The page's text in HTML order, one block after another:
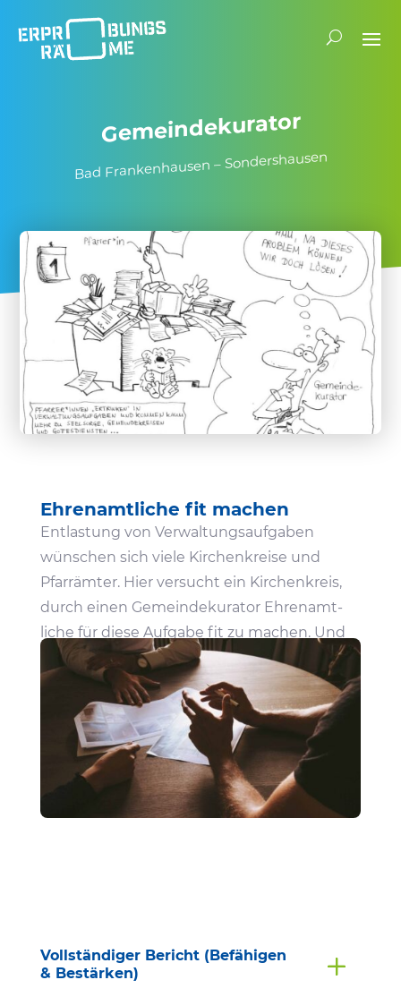
Gemein­de­ku­rator
Bad Fran­ken­hausen – Sondershausen
Ehren­amt­liche fit machen
Entlas­tung von Verwal­tungs­auf­gaben
wünschen sich viele Kirchen­kreise und
Pfarr­ämter. Hier versucht ein Kirchen­kreis,
durch einen Gemein­de­ku­rator Ehren­amt­
liche für diese Aufgabe fit zu machen. Und
hat schon eine Liste, was man dann Missio­
na­ri­sches vor Ort tun könnte…
Voll­stän­diger Bericht (Befä­higen
& Bestärken)